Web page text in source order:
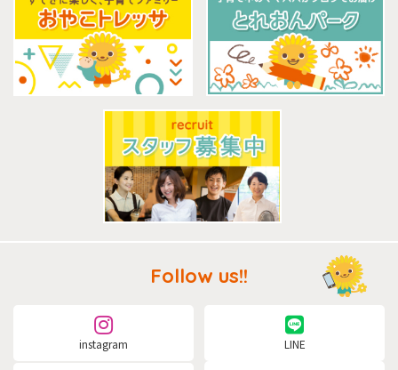
Follow us!!
instagram LINE